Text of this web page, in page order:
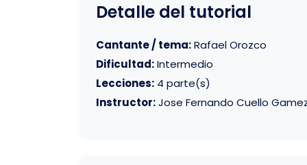
Detalle del tutorial
Cantante / tema:Rafael Orozco
Dificultad:Intermedio
Lecciones:4 parte(s)
Instructor:Jose Fernando Cuello